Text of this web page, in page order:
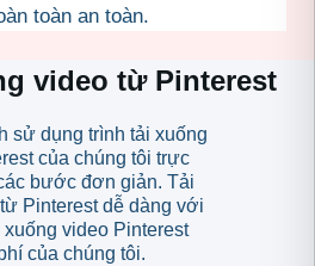
toàn an toàn.
video từ Pinterest
sử dụng trình tải xuống
của chúng tôi trực
bước đơn giản. Tải
Pinterest dễ dàng với
video Pinterest
của chúng tôi.